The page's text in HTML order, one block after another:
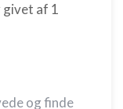
givet af 1
og finde